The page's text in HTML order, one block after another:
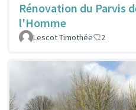
Rénovation du Parvis
l'Homme
Lescot Timothée 2